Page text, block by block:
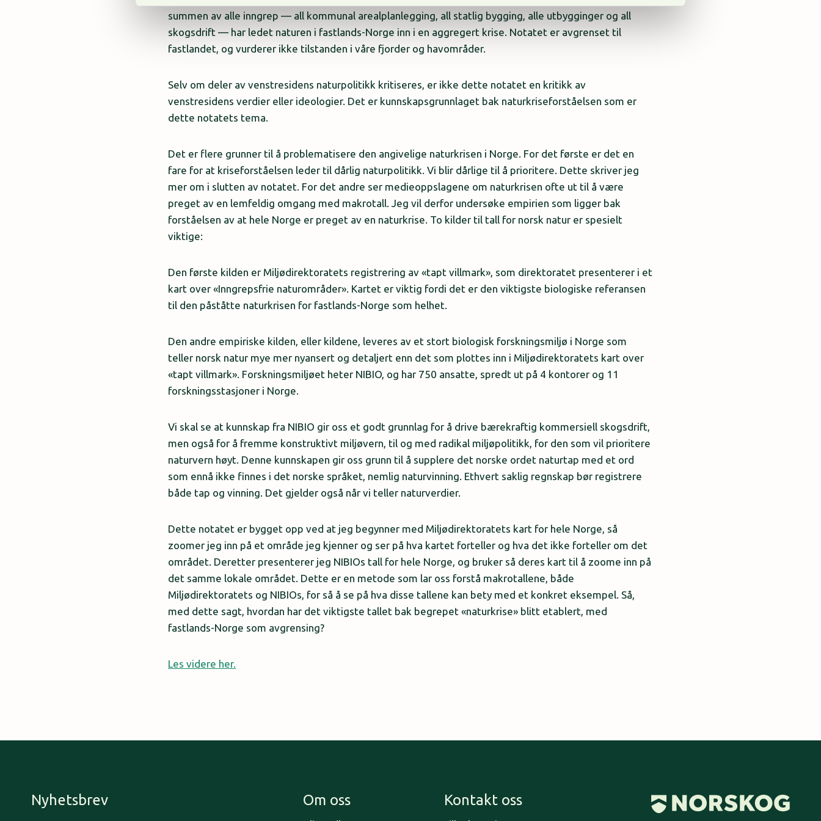
summen av alle inngrep — all kommunal arealplanlegging, all statlig bygging, alle utbygginger og all
skogsdrift — har ledet naturen i fastlands-Norge inn i en aggregert krise. Notatet er avgrenset til
fastlandet, og vurderer ikke tilstanden i våre fjorder og havområder.
Selv om deler av venstresidens naturpolitikk kritiseres, er ikke dette notatet en kritikk av
venstresidens verdier eller ideologier. Det er kunnskapsgrunnlaget bak naturkriseforståelsen som er
dette notatets tema.
Det er flere grunner til å problematisere den angivelige naturkrisen i Norge. For det første er det en
fare for at kriseforståelsen leder til dårlig naturpolitikk. Vi blir dårlige til å prioritere. Dette skriver jeg
mer om i slutten av notatet. For det andre ser medieoppslagene om naturkrisen ofte ut til å være
preget av en lemfeldig omgang med makrotall. Jeg vil derfor undersøke empirien som ligger bak
forståelsen av at hele Norge er preget av en naturkrise. To kilder til tall for norsk natur er spesielt
viktige:
Den første kilden er Miljødirektoratets registrering av «tapt villmark», som direktoratet presenterer i et
kart over «Inngrepsfrie naturområder». Kartet er viktig fordi det er den viktigste biologiske referansen
til den påståtte naturkrisen for fastlands-Norge som helhet.
Den andre empiriske kilden, eller kildene, leveres av et stort biologisk forskningsmiljø i Norge som
teller norsk natur mye mer nyansert og detaljert enn det som plottes inn i Miljødirektoratets kart over
«tapt villmark». Forskningsmiljøet heter NIBIO, og har 750 ansatte, spredt ut på 4 kontorer og 11
forskningsstasjoner i Norge.
Vi skal se at kunnskap fra NIBIO gir oss et godt grunnlag for å drive bærekraftig kommersiell skogsdrift,
men også for å fremme konstruktivt miljøvern, til og med radikal miljøpolitikk, for den som vil prioritere
naturvern høyt. Denne kunnskapen gir oss grunn til å supplere det norske ordet naturtap med et ord
som ennå ikke finnes i det norske språket, nemlig naturvinning. Ethvert saklig regnskap bør registrere
både tap og vinning. Det gjelder også når vi teller naturverdier.
Dette notatet er bygget opp ved at jeg begynner med Miljødirektoratets kart for hele Norge, så
zoomer jeg inn på et område jeg kjenner og ser på hva kartet forteller og hva det ikke forteller om det
området. Deretter presenterer jeg NIBIOs tall for hele Norge, og bruker så deres kart til å zoome inn på
det samme lokale området. Dette er en metode som lar oss forstå makrotallene, både
Miljødirektoratets og NIBIOs, for så å se på hva disse tallene kan bety med et konkret eksempel. Så,
med dette sagt, hvordan har det viktigste tallet bak begrepet «naturkrise» blitt etablert, med
fastlands-Norge som avgrensing?
Les videre her.
Nyhetsbrev Om oss Kontakt oss